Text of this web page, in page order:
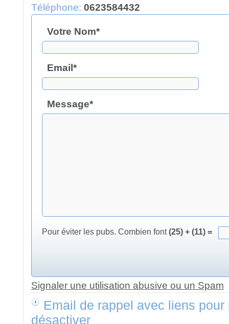
Téléphone: 0623584432
Votre Nom*
Email*
Message*
Pour éviter les pubs. Combien font(25) + (11) =
Signaler une utilisation abusive ou un Spam
Email de rappel avec liens pour
désactiver